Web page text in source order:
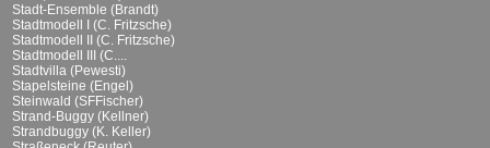
Stadt-Ensemble (Brandt)
Stadtmodell I (C. Fritzsche)
Stadtmodell II (C. Fritzsche)
Stadtmodell III (C....
Stadtvilla (Pewesti)
Stapelsteine (Engel)
Steinwald (SFFischer)
Strand-Buggy (Kellner)
Strandbuggy (K. Keller)